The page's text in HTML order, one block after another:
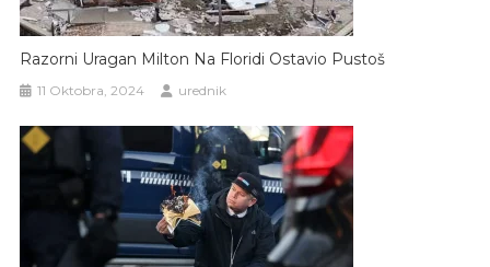
Razorni Uragan Milton Na Floridi Ostavio Pustoš
11 Oktobra, 2024 urednik